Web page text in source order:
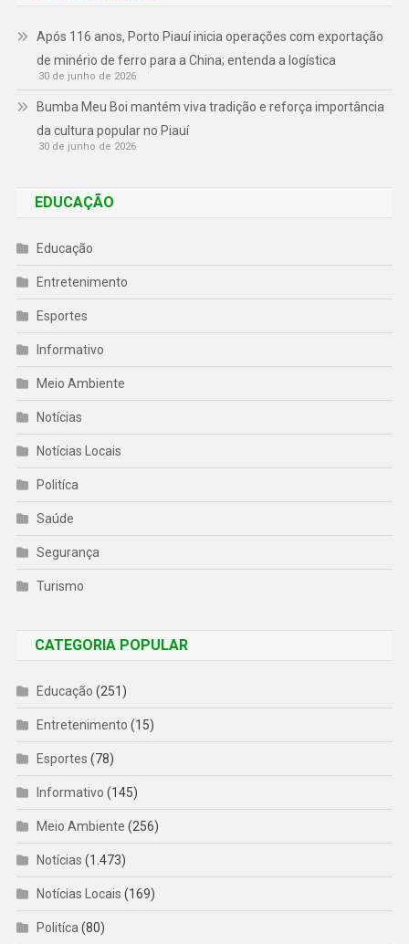
Após 116 anos, Porto Piauí inicia operações com exportação
de minério de ferro para a China; entenda a logística
30 de junho de 2026
Bumba Meu Boi mantém viva tradição e reforça importância
da cultura popular no Piauí
30 de junho de 2026
EDUCAÇÃO
Educação
Entretenimento
Esportes
Informativo
Meio Ambiente
Notícias
Notícias Locais
Politíca
Saúde
Segurança
Turismo
CATEGORIA POPULAR
Educação (251)
Entretenimento (15)
Esportes (78)
Informativo (145)
Meio Ambiente (256)
Notícias (1.473)
Notícias Locais (169)
Politíca (80)